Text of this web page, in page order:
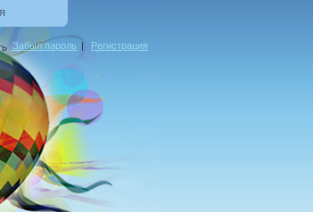
Забыл пароль | Регистрация